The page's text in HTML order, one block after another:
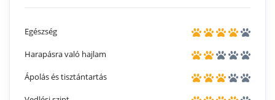
Egészség
Harapásra való hajlam
Ápolás és tisztántartás